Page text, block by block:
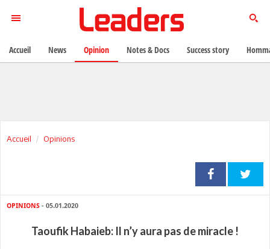
Accueil Opinions
OPINIONS - 05.01.2020
Taoufik Habaieb: Il n’y aura pas de miracle !
Accueil News Opinion Notes & Docs Success story